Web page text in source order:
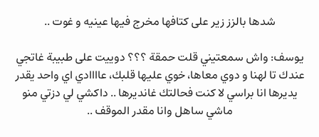
شدها بالزز زير على كتافها مخرج فيها عينيه و غوت ..
يوسف: واش سمعتيني قلت حمقة ؟؟؟ دوييت على طبيبة غاتجي
عندك تا لهنا و دوي معاها، خوي عليها قلبك، عاااادي اي واحد يقدر
يديرها انا براسي لا كنت فحالتك غانديرها .. داكشي لي دزتي منو
ماشي ساهل وانا مقدر الموقف ..